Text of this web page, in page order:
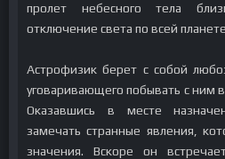
пролет небесного тела
отключение света по всей
Астрофизик берет с собой
уговаривающего побывать с ним
Оказавшись в месте
замечать странные явления,
значения. Вскоре он